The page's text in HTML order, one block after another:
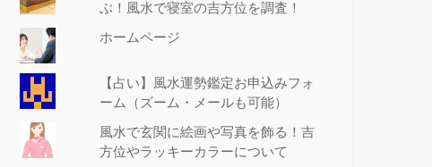
ぶ！風水で寝室の吉方位を調査！
ホームページ
【占い】風水運勢鑑定お申込みフォ
ーム（ズーム・メールも可能）
風水で玄関に絵画や写真を飾る！吉
方位やラッキーカラーについて